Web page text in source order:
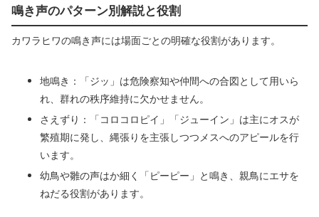
鳴き声のパターン別解説と役割
カワラヒワの鳴き声には場面ごとの明確な役割があります。
地鳴き：「ジッ」は危険察知や仲間への合図として用いら
れ、群れの秩序維持に欠かせません。
さえずり：「コロコロピイ」「ジューイン」は主にオスが
繁殖期に発し、縄張りを主張しつつメスへのアピールを行
います。
幼鳥や雛の声はか細く「ピーピー」と鳴き、親鳥にエサを
ねだる役割があります。